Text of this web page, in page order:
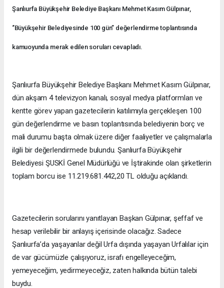
Şanlıurfa Büyükşehir Belediye Başkanı Mehmet Kasım Gülpınar,
‘’Büyükşehir Belediyesinde 100 gün’’ değerlendirme toplantısında
kamuoyunda merak edilen soruları cevapladı.
Şanlıurfa Büyükşehir Belediye Başkanı Mehmet Kasım Gülpınar,
dün akşam 4 televizyon kanalı, sosyal medya platformları ve
kentte görev yapan gazetecilerin katılımıyla gerçekleşen 100
gün değerlendirme ve basın toplantısında belediyenin borç ve
mali durumu başta olmak üzere diğer faaliyetler ve çalışmalarla
ilgili bir değerlendirmede bulundu. Şanlıurfa Büyükşehir
Belediyesi ŞUSKİ Genel Müdürlüğü ve İştirakinde olan şirketlerin
toplam borcu ise 11.219.681.442,20 TL olduğu açıklandı.
Gazetecilerin sorularını yanıtlayan Başkan Gülpınar, şeffaf ve
hesap verilebilir bir anlayış içerisinde olacağız. Sadece
Şanlıurfa’da yaşayanlar değil Urfa dışında yaşayan Urfalılar için
de var gücümüzle çalışıyoruz, israfı engelleyeceğim,
yemeyeceğim, yedirmeyeceğiz, zaten halkında bütün talebi
buydu.